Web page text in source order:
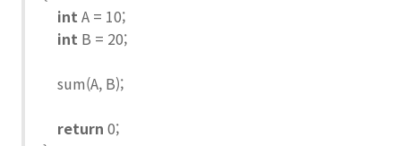
intA = 10;
int B = 20;
sum(A, B);
return 0;